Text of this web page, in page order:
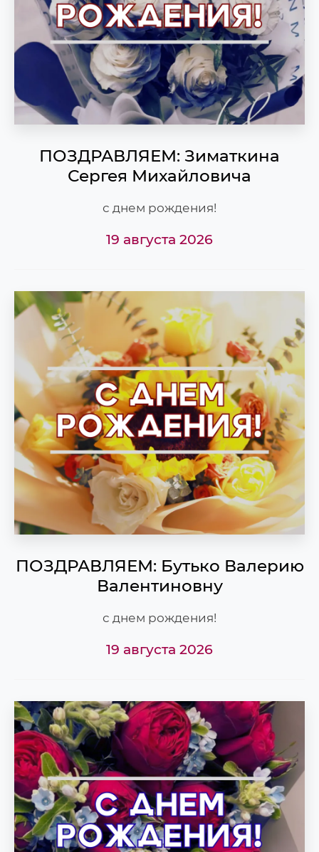
ПОЗДРАВЛЯЕМ: Зиматкина
Сергея Михайловича
с днем рождения!
19 августа 2026
ПОЗДРАВЛЯЕМ: Бутько Валерию
Валентиновну
с днем рождения!
19 августа 2026